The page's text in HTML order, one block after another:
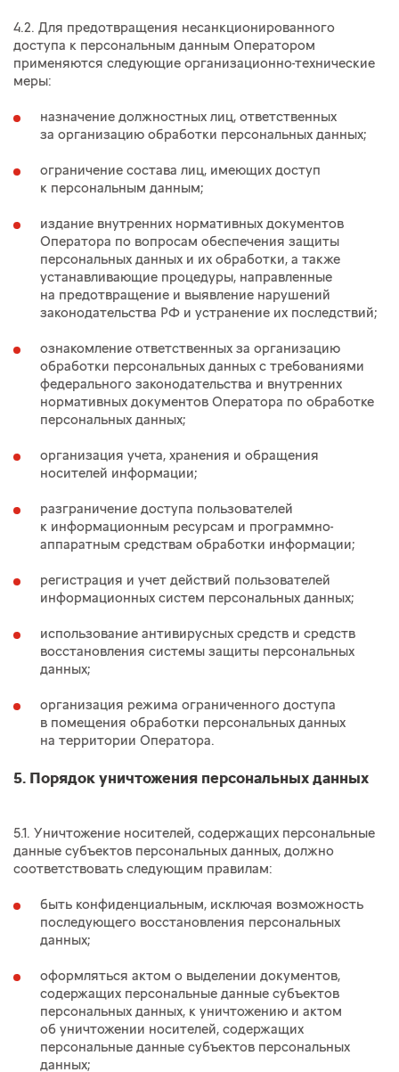
4.2. Для предотвращения несанкционированного
доступа к персональным данным Оператором
применяются следующие организационно-технические
меры:
назначение должностных лиц, ответственных
за организацию обработки персональных данных;
ограничение состава лиц, имеющих доступ
к персональным данным;
издание внутренних нормативных документов
Оператора по вопросам обеспечения защиты
персональных данных и их обработки, а также
устанавливающие процедуры, направленные
на предотвращение и выявление нарушений
законодательства РФ и устранение их последствий;
ознакомление ответственных за организацию
обработки персональных данных с требованиями
федерального законодательства и внутренних
нормативных документов Оператора по обработке
персональных данных;
организация учета, хранения и обращения
носителей информации;
разграничение доступа пользователей
к информационным ресурсам и программно-
аппаратным средствам обработки информации;
регистрация и учет действий пользователей
информационных систем персональных данных;
использование антивирусных средств и средств
восстановления системы защиты персональных
данных;
организация режима ограниченного доступа
в помещения обработки персональных данных
на территории Оператора.
5. Порядок уничтожения персональных данных
5.1. Уничтожение носителей, содержащих персональные
данные субъектов персональных данных, должно
соответствовать следующим правилам:
быть конфиденциальным, исключая возможность
последующего восстановления персональных
данных;
оформляться актом о выделении документов,
содержащих персональные данные субъектов
персональных данных, к уничтожению и актом
об уничтожении носителей, содержащих
персональные данные субъектов персональных
данных;